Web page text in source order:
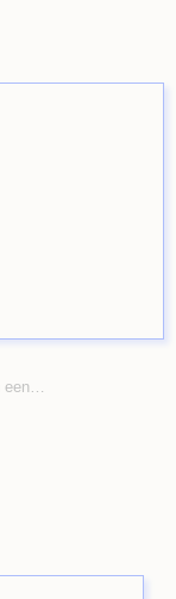
een…